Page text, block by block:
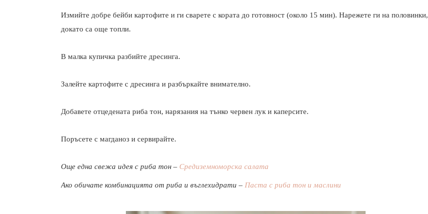
Измийте добре бейби картофите и ги сварете с кората до готовност (около 15 мин). Нарежете ги на половинки,
докато са още топли.
В малка купичка разбийте дресинга.
Залейте картофите с дресинга и разбъркайте внимателно.
Добавете отцедената риба тон, нарязания на тънко червен лук и каперсите.
Поръсете с магданоз и сервирайте.
Още една свежа идея с риба тон – Средиземноморска салата
Ако обичате комбинацията от риба и въглехидрати – Паста с риба тон и маслини